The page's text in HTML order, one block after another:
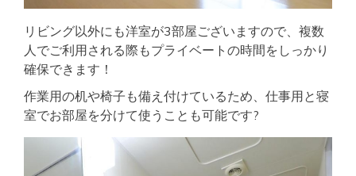
リビング以外にも洋室が3部屋ございますので、複数
人でご利用される際もプライベートの時間をしっかり
確保できます！
作業用の机や椅子も備え付けているため、仕事用と寝
室でお部屋を分けて使うことも可能です?